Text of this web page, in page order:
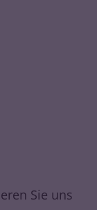
Sie uns